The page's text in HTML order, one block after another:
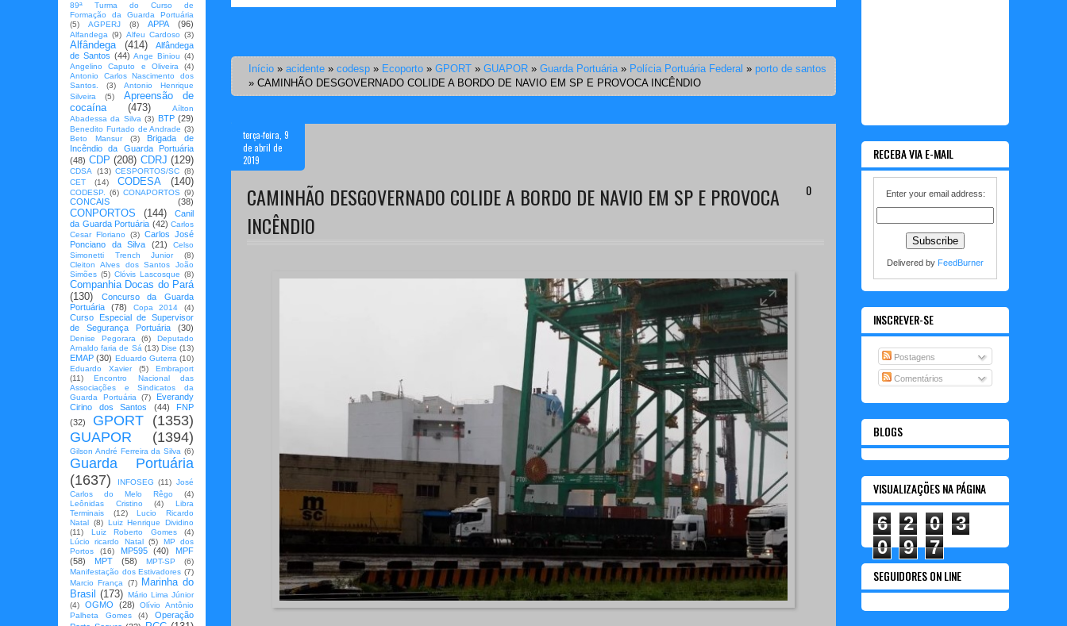
Início » acidente » codesp » Ecoporto » GPORT » GUAPOR » Guarda Portuária» Polícia Portuária Federal » porto de santos
» CAMINHÃO DESGOVERNADO COLIDE A BORDO DE NAVIO EM SP E PROVOCA INCÊNDIO
terça-feira, 9
de abril de
2019
0
CAMINHÃO DESGOVERNADO COLIDE A BORDO DE NAVIO EM SP E PROVOCA
INCÊNDIO
89ª Turma do Curso de
Formação da Guarda Portuária
(5)
AGPERJ (8) APPA (96)
Alfandega (9) Alfeu Cardoso (3)
Alfândega (414)
Alfândega
de Santos (44) Ange Biniou (4)
Angelino Caputo e Oliveira
(4)
Antonio Carlos Nascimento dos
Santos.
(3)
Antonio Henrique
Silveira
(5)
Apreensão de
cocaína
(473)
Aílton
Abadessa da Silva (3) BTP (29)
Benedito Furtado de Andrade (3)
Beto Mansur
(3)
Brigada de
Incêndio da Guarda Portuária
(48) CDP (208) CDRJ (129)
CDSA (13) CESPORTOS/SC (8)
CET
(14) CODESA (140)
CODESP. (6) CONAPORTOS (9)
CONCAIS (38)
CONPORTOS (144)
Canil
da Guarda Portuária (42) Carlos
Cesar Floriano
(3) Carlos José
Ponciano da Silva
(21)
Celso
Simonetti Trench Junior
(8)
Cleiton Alves dos Santos João
Simões (5) Clóvis Lascosque (8)
Companhia Docas do Pará
(130)
Concurso da Guarda
Portuária
(78) Copa 2014 (4)
Curso Especial de Supervisor
de Segurança Portuária
(30)
Denise Pegorara (6)
Deputado
Arnaldo faria de Sá (13) Dise (13)
EMAP (30) Eduardo Guterra (10)
Eduardo Xavier
(5)
Embraport
(11)
Encontro Nacional das
Associações e Sindicatos da
Guarda Portuária
(7)
Everandy
Cirino dos Santos
(44)
FNP
(32)
GPORT (1353)
GUAPOR
(1394)
Gilson André Ferreira da Silva (6)
Guarda Portuária
(1637)
INFOSEG (11) José
Carlos do Melo Rêgo
(4)
Leônidas Cristino
(4)
Libra
Terminais
(12)
Lucio Ricardo
Natal (8) Luiz Henrique Dividino
(11)
Luiz Roberto Gomes
(4)
Lúcio ricardo Natal (5)
MP dos
Portos
(16) MP595 (40)
MPF
(58)
MPT (58) MPT-SP
(6)
Manifestação dos Estivadores (7)
Marcio França
(7)
Marinha do
Brasil
(173) Mário Lima Júnior
(4)
OGMO (28)
Olívio Antônio
Palheta Gomes
(4)
Operação
RECEBA VIA E-MAIL
Enter your email address:
Delivered by FeedBurner
INSCREVER-SE
Postagens
Comentários
BLOGS
VISUALIZAÇÕES NA PÁGINA
6 2 0
3
0
9 7
SEGUIDORES ON LINE